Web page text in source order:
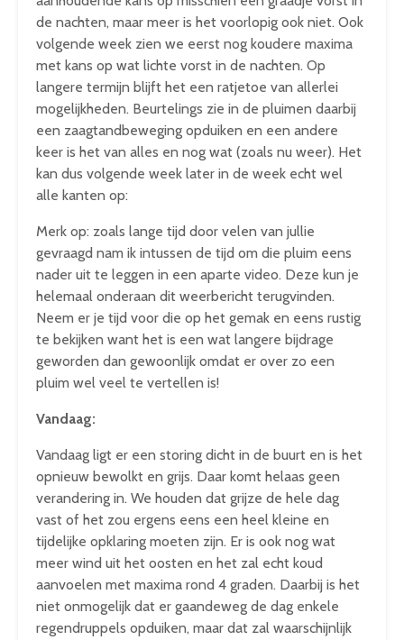
de nachten, maar meer is het voorlopig ook niet. Ook
volgende week zien we eerst nog koudere maxima
met kans op wat lichte vorst in de nachten. Op
langere termijn blijft het een ratjetoe van allerlei
mogelijkheden. Beurtelings zie in de pluimen daarbij
een zaagtandbeweging opduiken en een andere
keer is het van alles en nog wat (zoals nu weer). Het
kan dus volgende week later in de week echt wel
alle kanten op:
Merk op: zoals lange tijd door velen van jullie
gevraagd nam ik intussen de tijd om die pluim eens
nader uit te leggen in een aparte video. Deze kun je
helemaal onderaan dit weerbericht terugvinden.
Neem er je tijd voor die op het gemak en eens rustig
te bekijken want het is een wat langere bijdrage
geworden dan gewoonlijk omdat er over zo een
pluim wel veel te vertellen is!
Vandaag:
Vandaag ligt er een storing dicht in de buurt en is het
opnieuw bewolkt en grijs. Daar komt helaas geen
verandering in. We houden dat grijze de hele dag
vast of het zou ergens eens een heel kleine en
tijdelijke opklaring moeten zijn. Er is ook nog wat
meer wind uit het oosten en het zal echt koud
aanvoelen met maxima rond 4 graden. Daarbij is het
niet onmogelijk dat er gaandeweg de dag enkele
regendruppels opduiken, maar dat zal waarschijnlijk